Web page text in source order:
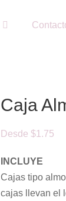
Caja
Desde $1.75
INCLUYE
Cajas tipo
cajas llevan el